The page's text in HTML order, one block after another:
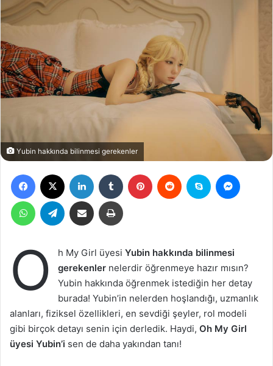
Yubin hakkında bilinmesi gerekenler
Facebook LinkedIn Tumblr Pinterest Reddit Skype
WhatsAppTelegram Email ile gönder Yazdır
O h My Girl üyesi Yubin hakkında bilinmesi
gerekenler nelerdir öğrenmeye hazır mısın?
Yubin hakkında öğrenmek istediğin her detay
burada! Yubin’in nelerden hoşlandığı, uzmanlık
alanları, fiziksel özellikleri, en sevdiği şeyler, rol modeli
gibi birçok detayı senin için derledik. Haydi, Oh My Girl
üyesi Yubin’i sen de daha yakından tanı!